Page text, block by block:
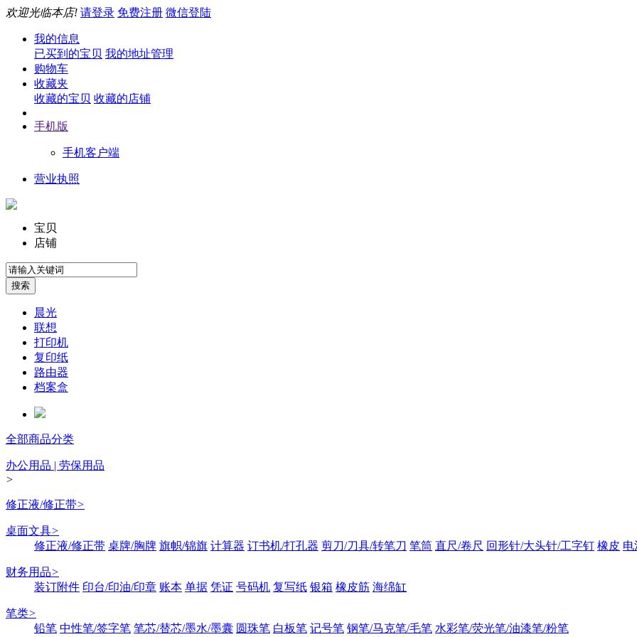
欢迎光临本店! 请登录 免费注册 微信登陆
我的信息
已买到的宝贝 我的地址管理
购物车
收藏夹
收藏的宝贝 收藏的店铺
手机版
手机客户端
营业执照
宝贝
店铺
晨光
联想
打印机
复印纸
路由器
档案盒
全部商品分类
办公用品 | 劳保用品
>
修正液/修正带>
桌面文具>
修正液/修正带 桌牌/胸牌 旗帜/锦旗 计算器 订书机/打孔器 剪刀/刀具/转笔刀 笔筒 直尺/卷尺 回形针/大头针/工字钉 橡皮 电
财务用品>
装订附件 印台/印油/印章 账本 单据 凭证 号码机 复写纸 银箱 橡皮筋 海绵缸
笔类>
铅笔 中性笔/签字笔 笔芯/替芯/墨水/墨囊 圆珠笔 白板笔 记号笔 钢笔/马克笔/毛笔 水彩笔/荧光笔/油漆笔/粉笔